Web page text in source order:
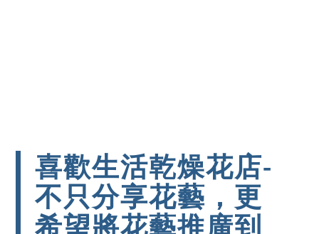
喜歡生活乾燥花店-
不只分享花藝，更
希望將花藝推廣到